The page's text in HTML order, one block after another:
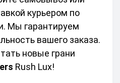
курьером по
Мы гарантируем
вашего заказа.
новые грани
Rush Lux!